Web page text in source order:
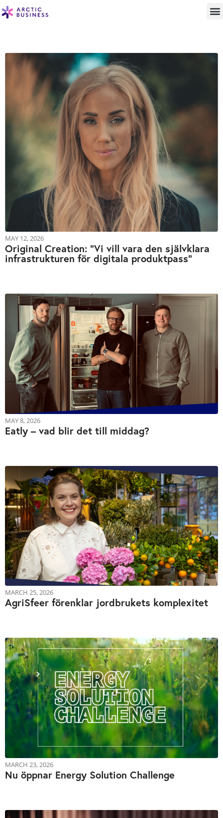
MAY 12, 2026
Original Creation: “Vi vill vara den självklara
infrastrukturen för digitala produktpass”
MAY 8, 2026
Eatly – vad blir det till middag?
MARCH 25, 2026
AgriSfeer förenklar jordbrukets komplexitet
MARCH 23, 2026
Nu öppnar Energy Solution Challenge